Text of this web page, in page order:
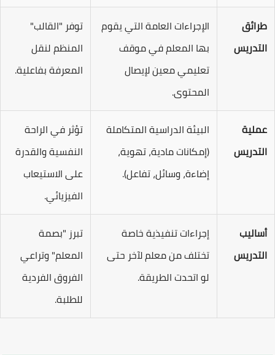
طرائق
التدريس
الإجراءات العامة التي يقوم
بها المعلم في موقف
تعليمي معين لإيصال
المحتوى.
توفر "القالب"
المنظم لنقل
المعرفة بفاعلية.
عملية
التدريس
البيئة الدراسية المتكاملة
(إمكانات مادية، تهوية،
إضاءة، وسائل، تفاعل).
تؤثر في الراحة
النفسية والقدرة
على الاستيعاب
الفيزيائي.
أساليب
التدريس
إجراءات تنفيذية خاصة
تختلف من معلم لآخر حتى
لو اتحدت الطريقة.
تبرز "بصمة
المعلم" وتراعي
الفروق الفردية
للطلبة.